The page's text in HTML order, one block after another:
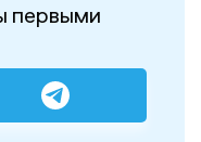
первыми